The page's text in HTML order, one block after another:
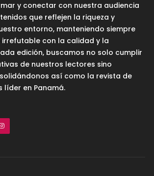
y conectar con nuestra audiencia
que reflejen la riqueza y
entorno, manteniendo siempre
con la calidad y la
edición, buscamos no solo cumplir
de nuestros lectores sino
así como la revista de
líder en Panamá.